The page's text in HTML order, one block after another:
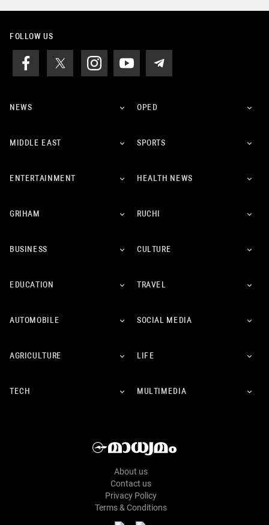
FOLLOW US
NEWS OPED
MIDDLE EAST SPORTS
ENTERTAINMENT HEALTH NEWS
GRIHAM RUCHI
BUSINESS CULTURE
EDUCATION TRAVEL
AUTOMOBILE SOCIAL MEDIA
AGRICULTURE LIFE
TECH MULTIMEDIA
About us
Contact us
Privacy Policy
Terms & Conditions